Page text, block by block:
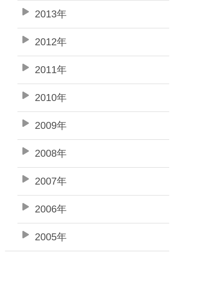
2013年
2012年
2011年
2010年
2009年
2008年
2007年
2006年
2005年